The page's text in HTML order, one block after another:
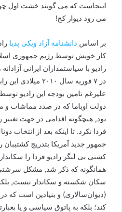
اینجاست که می گویند خشت اول
می رود دیوار کج!
بر اساس دانشنامه آزاد ویکی پدیا
کار خویش توسط رژیم جمهوری
رادیو با سیاستمداران ایرانی
در ٧ فوریه سال
علیرغم تامین بودجه این رادیو
دولت اوباما که در صدد مماشات و
بود, هیچگونه اقدامی در جهت تغییر
فردا نکرد. تا اینکه بعد از انتخاب
جمهور جدید آمریکا بتدریج
کشتی بی لنگر رادیو فردا را
همانگونه که ذکر شد, مشکل سرشتی و
سکان شکسته و سکاندار نیست,
(دیوان‌سالاری) و بنیادین است که
کند؛ بلکه به پاتوق سیاسی و یا